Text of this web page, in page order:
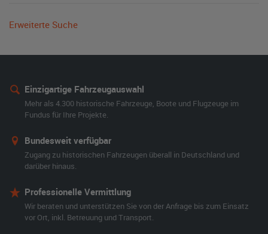
Erweiterte Suche
Einzigartige Fahrzeugauswahl
Mehr als 4.300 historische Fahrzeuge, Boote und Flugzeuge im
Fundus für Ihre Projekte.
Bundesweit verfügbar
Zugang zu historischen Fahrzeugen überall in Deutschland und
darüber hinaus.
Professionelle Vermittlung
Wir beraten und unterstützen Sie von der Anfrage bis zum Einsatz
vor Ort, inkl. Betreuung und Transport.